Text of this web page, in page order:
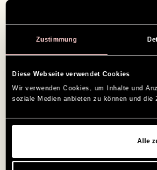
Zustimmung
Diese Webseite verwendet Cookies
Wir verwenden Cookies, um Inhalte und
soziale Medien anbieten zu können und
Alle
Triff uns